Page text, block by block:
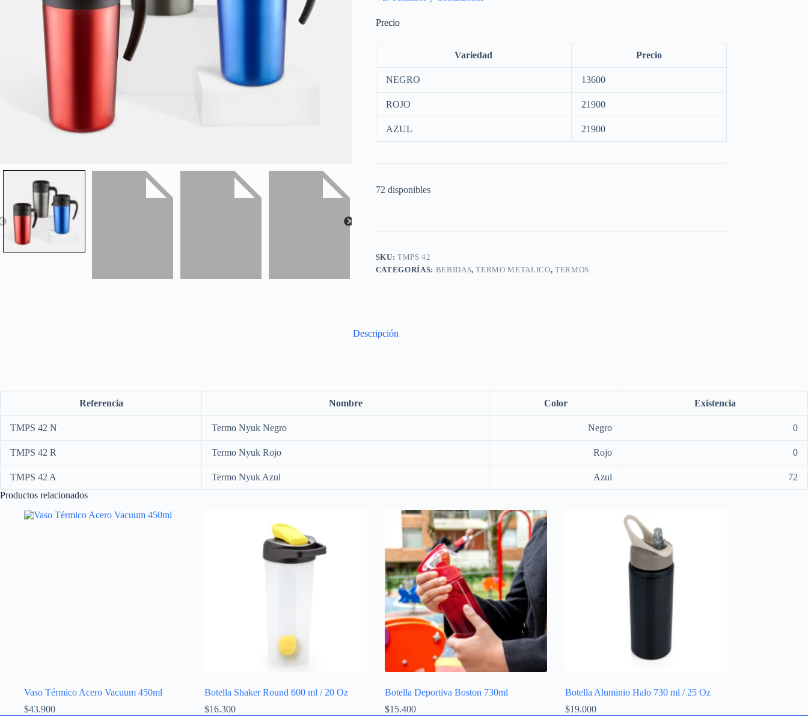
Precio
Variedad Precio
NEGRO 13600
ROJO 21900
AZUL 21900
72 disponibles
SKU:TMPS 42
CATEGORÍAS: BEBIDAS,TERMO METALICO, TERMOS
Descripción
Referencia Nombre Color Existencia
TMPS 42 N Termo Nyuk Negro Negro 0
TMPS 42 R Termo Nyuk Rojo Rojo 0
TMPS 42 A Termo Nyuk Azul Azul
72
Productos relacionados
Vaso Térmico Acero Vacuum 450ml
$43.900
Botella Shaker Round 600 ml / 20 Oz
$16.300
Botella Deportiva Boston 730ml
$15.400
Botella Aluminio Halo 730 ml / 25 Oz
$19.000